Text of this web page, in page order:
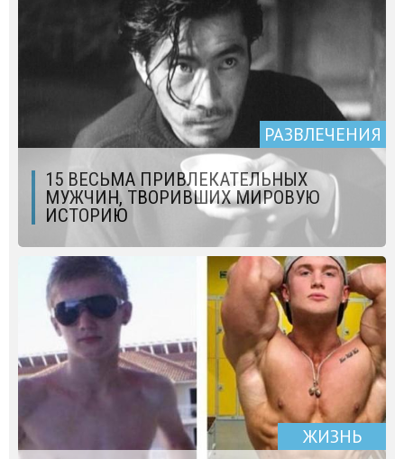
РАЗВЛЕЧЕНИЯ
15 ВЕСЬМА ПРИВЛЕКАТЕЛЬНЫХ
МУЖЧИН, ТВОРИВШИХ МИРОВУЮ
ИСТОРИЮ
ЖИЗНЬ